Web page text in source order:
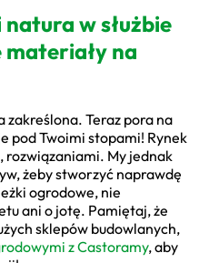
w służbie
na
zakreślona. Teraz pora na
pod Twoimi stopami! Rynek
rozwiązaniami. My jednak
żeby stworzyć naprawdę
ogrodowe, nie
ani o jotę. Pamiętaj, że
sklepów budowlanych,
z Castoramy, aby